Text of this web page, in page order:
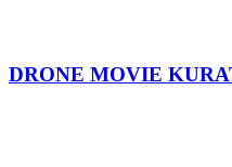
DRONE MOVIE